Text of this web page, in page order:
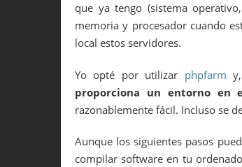
que ya tengo (sistema
memoria y procesador cuando
local estos servidores.
Yo opté por utilizar phpfarm
proporciona un entorno en
razonablemente fácil. Incluso se
Aunque los siguientes pasos
compilar software en tu